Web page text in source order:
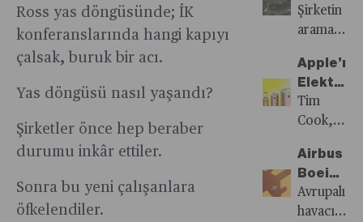
Ross yas döngüsünde; İK
konferanslarında hangi kapıyı
çalsak, buruk bir acı.
Yas döngüsü nasıl yaşandı?
Şirketler önce hep beraber
durumu inkâr ettiler.
Sonra bu yeni çalışanlara
öfkelendiler.
işler,
çalışanların
riske
atarken
devletin
vergi
uğramasına
neden
oluyor.
kadar
yüksek
olmamalı.
rezervi
için yeni
başlattı.
Merkez
son
aydır
devam
eden
kuvvetli
Afrika,
bu yıl
büyük
bir
demokrasi
sınavından
Afrika
ülkelerinde
yapılacak
olan
Çin
Seddi'nin
Döşüyor
Şirketin
arama
Google
ve
yıllar
önce
terk
ettiği bir
pazar
Apple’ın
Elektrikli
Araç
Çıkmazı
Tim
Cook,
satın
alma
planlarını,
geçtiğimiz
Airbus
Boeing
Krizini
Fırsata
Avrupalı
havacılık